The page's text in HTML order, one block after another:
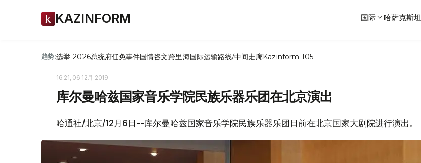
KAZINFORM 国际 哈萨克斯坦
趋势:选举-2026总统府任免事件国情咨文跨里海国际运输路线/中间走廊Kazinform-105
16:21, 06 12月 2019
库尔曼哈兹国家音乐学院民族乐器乐团在北京演出
哈通社/北京/12月6日--库尔曼哈兹国家音乐学院民族乐器乐团日前在北京国家大剧院进行演出。